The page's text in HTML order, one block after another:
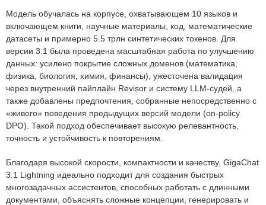
Модель обучалась на корпусе, охватывающем 10 языков и
включающем книги, научные материалы, код, математические
датасеты и примерно 5.5 трлн синтетических токенов. Для
версии 3.1 была проведена масштабная работа по улучшению
данных: усилено покрытие сложных доменов (математика,
физика, биология, химия, финансы), ужесточена валидация
через внутренний пайплайн Revisor и систему LLM-судей, а
также добавлены предпочтения, собранные непосредственно с
«живого» поведения предыдущих версий модели (on-policy
DPO). Такой подход обеспечивает высокую релевантность,
точность и устойчивость к повторениям.
Благодаря высокой скорости, компактности и качеству, GigaChat
3.1 Lightning идеально подходит для создания быстрых
многозадачных ассистентов, способных работать с длинными
документами, объяснять сложные концепции, генерировать и